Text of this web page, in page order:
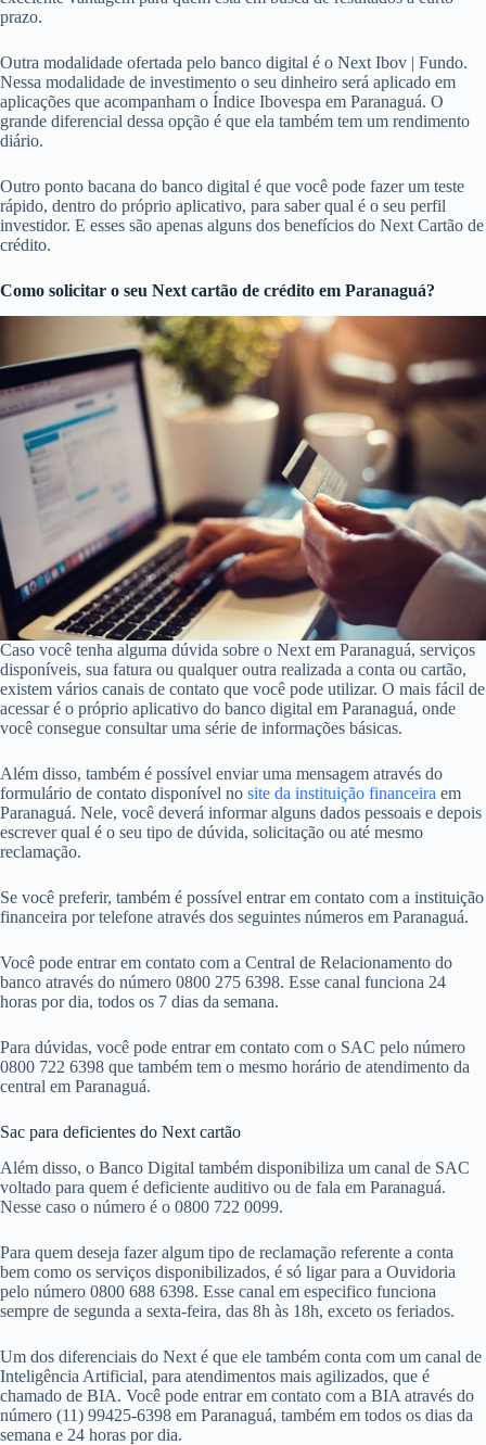
prazo.
Outra modalidade ofertada pelo banco digital é o Next Ibov | Fundo.
Nessa modalidade de investimento o seu dinheiro será aplicado em
aplicações que acompanham o Índice Ibovespa em Paranaguá. O
grande diferencial dessa opção é que ela também tem um rendimento
diário.
Outro ponto bacana do banco digital é que você pode fazer um teste
rápido, dentro do próprio aplicativo, para saber qual é o seu perfil
investidor. E esses são apenas alguns dos benefícios do Next Cartão de
crédito.
Como solicitar o seu Next cartão de crédito em Paranaguá?
Caso você tenha alguma dúvida sobre o Next em Paranaguá, serviços
disponíveis, sua fatura ou qualquer outra realizada a conta ou cartão,
existem vários canais de contato que você pode utilizar. O mais fácil de
acessar é o próprio aplicativo do banco digital em Paranaguá, onde
você consegue consultar uma série de informações básicas.
Além disso, também é possível enviar uma mensagem através do
formulário de contato disponível no site da instituição financeira em
Paranaguá. Nele, você deverá informar alguns dados pessoais e depois
escrever qual é o seu tipo de dúvida, solicitação ou até mesmo
reclamação.
Se você preferir, também é possível entrar em contato com a instituição
financeira por telefone através dos seguintes números em Paranaguá.
Você pode entrar em contato com a Central de Relacionamento do
banco através do número 0800 275 6398. Esse canal funciona 24
horas por dia, todos os 7 dias da semana.
Para dúvidas, você pode entrar em contato com o SAC pelo número
0800 722 6398 que também tem o mesmo horário de atendimento da
central em Paranaguá.
Sac para deficientes do Next cartão
Além disso, o Banco Digital também disponibiliza um canal de SAC
voltado para quem é deficiente auditivo ou de fala em Paranaguá.
Nesse caso o número é o 0800 722 0099.
Para quem deseja fazer algum tipo de reclamação referente a conta
bem como os serviços disponibilizados, é só ligar para a Ouvidoria
pelo número 0800 688 6398. Esse canal em especifico funciona
sempre de segunda a sexta-feira, das 8h às 18h, exceto os feriados.
Um dos diferenciais do Next é que ele também conta com um canal de
Inteligência Artificial, para atendimentos mais agilizados, que é
chamado de BIA. Você pode entrar em contato com a BIA através do
número (11) 99425-6398 em Paranaguá, também em todos os dias da
semana e 24 horas por dia.